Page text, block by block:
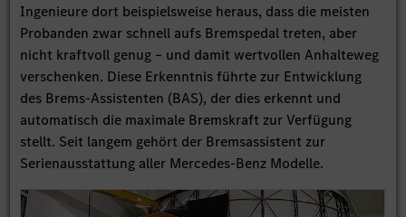
Ingenieure dort beispielsweise heraus, dass die meisten
Probanden zwar schnell aufs Bremspedal treten, aber
nicht kraftvoll genug – und damit wertvollen Anhalteweg
verschenken. Diese Erkenntnis führte zur Entwicklung
des Brems-Assistenten (BAS), der dies erkennt und
automatisch die maximale Bremskraft zur Verfügung
stellt. Seit langem gehört der Bremsassistent zur
Serienausstattung aller Mercedes-Benz Modelle.